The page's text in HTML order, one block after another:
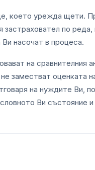
което урежда щети.
по
насочат в процеса.
на сравнителния
заместват оценката
на нуждите Ви,
Ви състояние